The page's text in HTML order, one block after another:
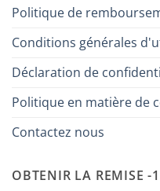
Politique de
Conditions générales
Déclaration de
Politique en matière de
Contactez nous
OBTENIR LA REMISE -